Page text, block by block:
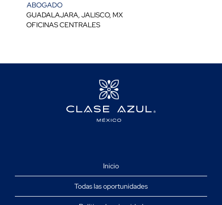
ABOGADO
GUADALAJARA, JALISCO, MX
OFICINAS CENTRALES
Inicio
Todas las oportunidades